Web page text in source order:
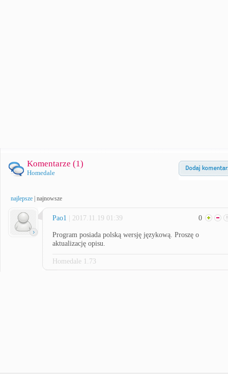
Komentarze (1)
Homedale
najlepsze najnowsze
Pao1 | 2017.11.19 01:39 0
Program posiada polską wersję językową. Proszę o
aktualizację opisu.
Homedale 1.73